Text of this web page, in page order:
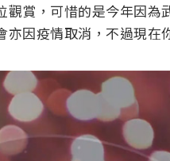
賞，可惜的是今年因為
因疫情取消，不過現在